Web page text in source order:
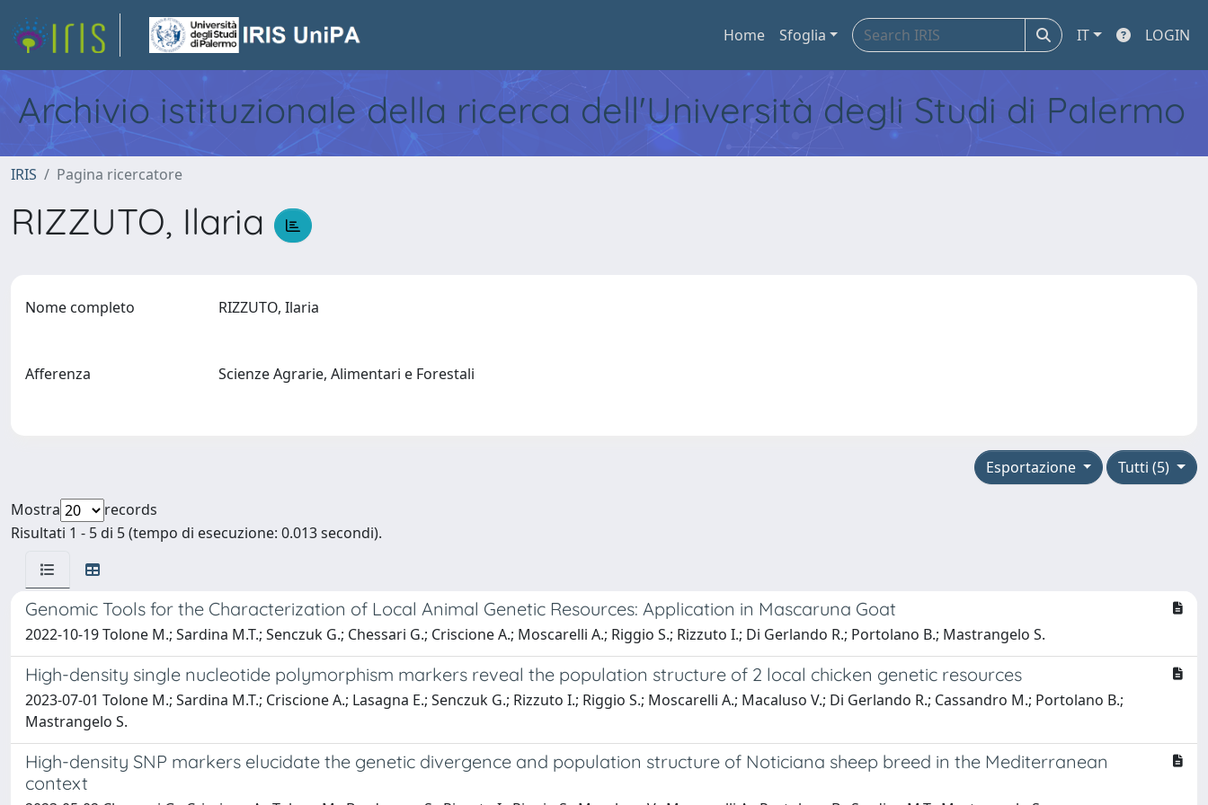
Home Sfoglia IT LOGIN
Archivio istituzionale della ricerca dell'Università degli Studi di Palermo
IRIS Pagina ricercatore
RIZZUTO, Ilaria
Nome completo RIZZUTO, Ilaria
Afferenza Scienze Agrarie, Alimentari e Forestali
Tutti (5)
Esportazione
Mostra
records
Risultati 1 - 5 di 5 (tempo di esecuzione: 0.013 secondi).
Genomic Tools for the Characterization of Local Animal Genetic Resources: Application in Mascaruna Goat
2022-10-19 Tolone M.; Sardina M.T.; Senczuk G.; Chessari G.; Criscione A.; Moscarelli A.; Riggio S.; Rizzuto I.; Di Gerlando R.; Portolano B.; Mastrangelo S.
High-density single nucleotide polymorphism markers reveal the population structure of 2 local chicken genetic resources
2023-07-01 Tolone M.; Sardina M.T.; Criscione A.; Lasagna E.; Senczuk G.; Rizzuto I.; Riggio S.; Moscarelli A.; Macaluso V.; Di Gerlando R.; Cassandro M.; Portolano B.;
Mastrangelo S.
High-density SNP markers elucidate the genetic divergence and population structure of Noticiana sheep breed in the Mediterranean
context